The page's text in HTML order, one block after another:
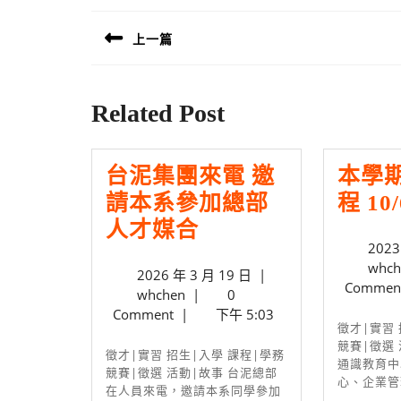
導
上一篇
Related Post
台泥集團來電 邀
請本系參加總部
人才媒合台
集
團
電
邀
2026 年 3 月 19 日 2026
3
19
日
|
whchenwhchen
|
0
Comment | 下午 5:03
徵才|實習 招生|入學 課程|學務
競賽|徵選 活動|故事 台泥總部
在人員來電，邀請本系同學參加
本學
程
徵才|實習 招生|入學 課程|學務
競賽|徵選
通識教育
心、企業